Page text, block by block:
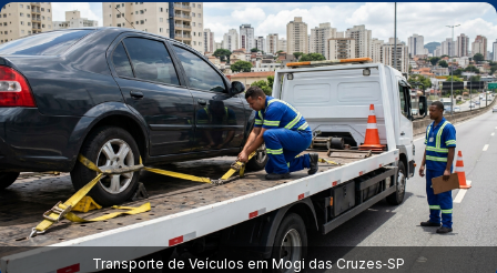
Transporte de Veículos em Mogi das Cruzes‑SP